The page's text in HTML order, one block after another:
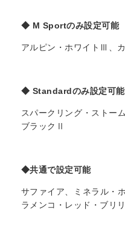
◆ M Sportのみ設定可能
アルピン・ホワイトⅢ、
◆ Standardのみ設定可能
スパークリング・ストー
ブラックⅡ
◆共通で設定可能
サファイア、ミネラル・
ラメンコ・レッド・ブリ